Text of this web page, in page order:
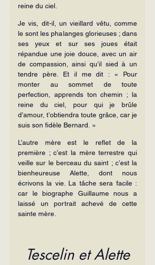
reine du ciel.
Je vis, dit-il, un vieillard vêtu, comme
le sont les phalanges glorieuses ; dans
ses yeux et sur ses joues était
répandue une joie douce, avec un air
de compassion, ainsi qu’il sied à un
tendre père. Et il me dit : « Pour
monter au sommet de toute
perfection, apprends ton chemin ; la
reine du ciel, pour qui je brûle
d’amour, t’obtiendra toute grâce, car je
suis son fidèle Bernard. »
L’autre mère est le reflet de la
première ; c’est la mère terrestre qui
veille sur le berceau du saint ; c’est la
bienheureuse Alette, dont nous
écrivons la vie. La tâche sera facile :
car le biographe Guillaume nous a
laissé un portrait achevé de cette
sainte mère.
Tescelin et Alette